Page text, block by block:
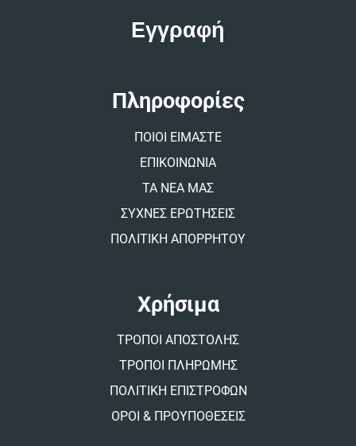
Πληροφορίες
ΠΟΙΟΙ ΕΙΜΑΣΤΕ
ΕΠΙΚΟΙΝΩΝΙΑ
ΤΑ ΝΕΑ ΜΑΣ
ΣΥΧΝΕΣ ΕΡΩΤΗΣΕΙΣ
ΠΟΛΙΤΙΚΗ ΑΠΟΡΡΗΤΟΥ
Χρήσιμα
ΤΡΟΠΟΙ ΑΠΟΣΤΟΛΗΣ
ΤΡΟΠΟΙ ΠΛΗΡΩΜΗΣ
ΠΟΛΙΤΙΚΗ ΕΠΙΣΤΡΟΦΩΝ
ΟΡΟΙ & ΠΡΟΥΠΟΘΕΣΕΙΣ